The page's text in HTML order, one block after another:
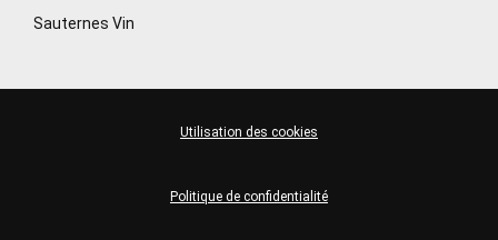
Sauternes Vin
Politique de confidentialité
Utilisation des cookies